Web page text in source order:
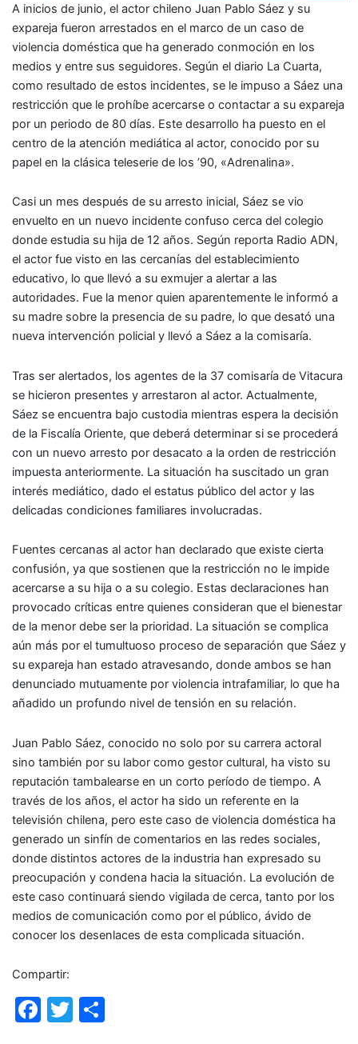
A inicios de junio, el actor chileno Juan Pablo Sáez y su
expareja fueron arrestados en el marco de un caso de
violencia doméstica que ha generado conmoción en los
medios y entre sus seguidores. Según el diario La Cuarta,
como resultado de estos incidentes, se le impuso a Sáez una
restricción que le prohíbe acercarse o contactar a su expareja
por un periodo de 80 días. Este desarrollo ha puesto en el
centro de la atención mediática al actor, conocido por su
papel en la clásica teleserie de los ’90, «Adrenalina».
Casi un mes después de su arresto inicial, Sáez se vio
envuelto en un nuevo incidente confuso cerca del colegio
donde estudia su hija de 12 años. Según reporta Radio ADN,
el actor fue visto en las cercanías del establecimiento
educativo, lo que llevó a su exmujer a alertar a las
autoridades. Fue la menor quien aparentemente le informó a
su madre sobre la presencia de su padre, lo que desató una
nueva intervención policial y llevó a Sáez a la comisaría.
Tras ser alertados, los agentes de la 37 comisaría de Vitacura
se hicieron presentes y arrestaron al actor. Actualmente,
Sáez se encuentra bajo custodia mientras espera la decisión
de la Fiscalía Oriente, que deberá determinar si se procederá
con un nuevo arresto por desacato a la orden de restricción
impuesta anteriormente. La situación ha suscitado un gran
interés mediático, dado el estatus público del actor y las
delicadas condiciones familiares involucradas.
Fuentes cercanas al actor han declarado que existe cierta
confusión, ya que sostienen que la restricción no le impide
acercarse a su hija o a su colegio. Estas declaraciones han
provocado críticas entre quienes consideran que el bienestar
de la menor debe ser la prioridad. La situación se complica
aún más por el tumultuoso proceso de separación que Sáez y
su expareja han estado atravesando, donde ambos se han
denunciado mutuamente por violencia intrafamiliar, lo que ha
añadido un profundo nivel de tensión en su relación.
Juan Pablo Sáez, conocido no solo por su carrera actoral
sino también por su labor como gestor cultural, ha visto su
reputación tambalearse en un corto período de tiempo. A
través de los años, el actor ha sido un referente en la
televisión chilena, pero este caso de violencia doméstica ha
generado un sinfín de comentarios en las redes sociales,
donde distintos actores de la industria han expresado su
preocupación y condena hacia la situación. La evolución de
este caso continuará siendo vigilada de cerca, tanto por los
medios de comunicación como por el público, ávido de
conocer los desenlaces de esta complicada situación.
Compartir:
F
T